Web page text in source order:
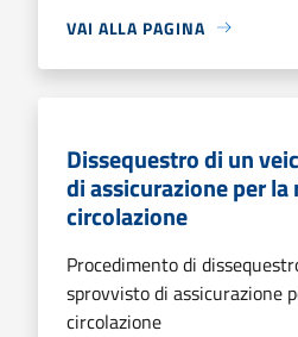
VAI ALLA PAGINA
Dissequestro di un
di assicurazione per la
circolazione
Procedimento di
sprovvisto di assicurazione
circolazione